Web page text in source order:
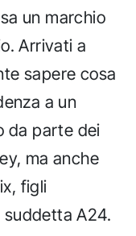
un marchio
Arrivati a
sapere cosa
a un
da parte dei
ma anche
figli
A24.